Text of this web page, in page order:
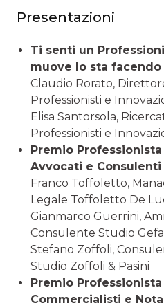
Presentazioni
Ti senti un
muove lo sta facendo
Claudio Rorato,
Professionisti e
Elisa Santorsola,
Professionisti e
Premio Professionista
Avvocati e
Franco Toffoletto,
Legale Toffoletto De
Gianmarco Guerrini,
Consulente Studio
Stefano Zoffoli,
Studio Zoffoli & Pasini
Premio Professionista
Commercialisti e